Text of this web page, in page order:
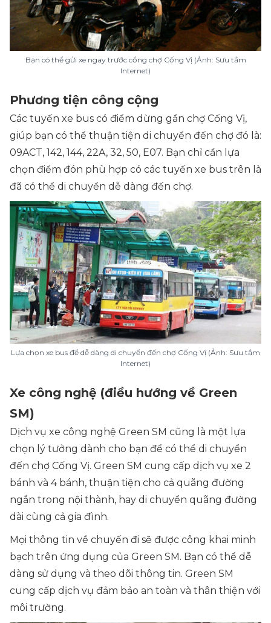
Bạn có thể gửi xe ngay trước cổng chợ Cống Vị (Ảnh: Sưu tầm
Internet)
Phương tiện công cộng
Các tuyến xe bus có điểm dừng gần chợ Cống Vị,
giúp bạn có thể thuận tiện di chuyển đến chợ đó là:
09ACT, 142, 144, 22A, 32, 50, E07. Bạn chỉ cần lựa
chọn điểm đón phù hợp có các tuyến xe bus trên là
đã có thể di chuyển dễ dàng đến chợ.
Lựa chọn xe bus để dễ dàng di chuyển đến chợ Cống Vị (Ảnh: Sưu tầm
Internet)
Xe công nghệ (điều hướng về Green
SM)
Dịch vụ xe công nghệ Green SM cũng là một lựa
chọn lý tưởng dành cho bạn để có thể di chuyển
đến chợ Cống Vị. Green SM cung cấp dịch vụ xe 2
bánh và 4 bánh, thuận tiện cho cả quãng đường
ngắn trong nội thành, hay di chuyển quãng đường
dài cùng cả gia đình.
Mọi thông tin về chuyến đi sẽ được công khai minh
bạch trên ứng dụng của Green SM. Bạn có thể dễ
dàng sử dụng và theo dõi thông tin. Green SM
cung cấp dịch vụ đảm bảo an toàn và thân thiện với
môi trường.